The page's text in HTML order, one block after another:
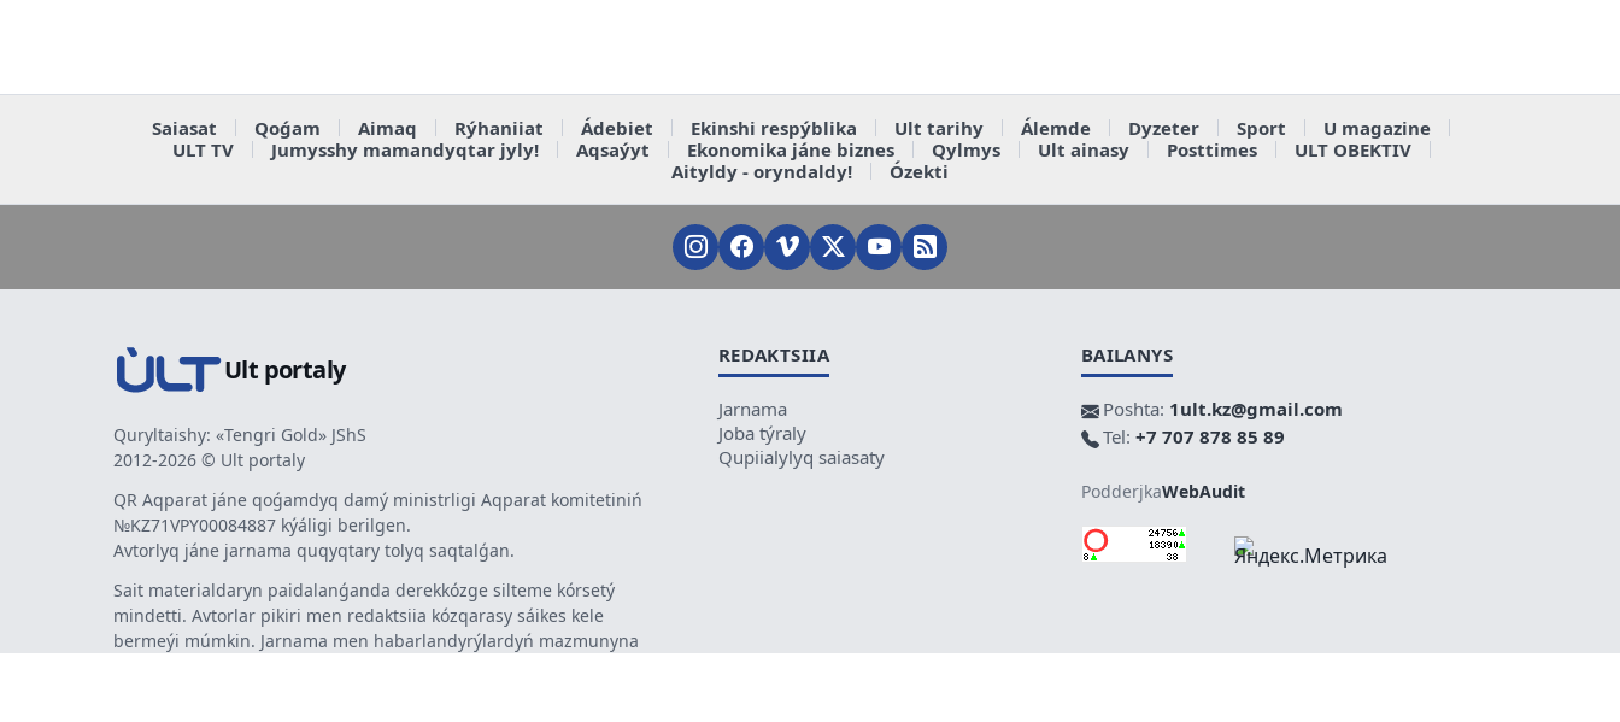
Saiasat Qoǵam Aimaq Rýhaniiat Ádebiet Ekinshi respýblika Ult tarihy Álemde Dyzeter Sport
U magazine
ULT TV
Jumysshy mamandyqtar jyly! Aqsaýyt Ekonomika jáne biznes Qylmys Ult ainasy Posttimes
ULT OBEKTIV
Aityldy - oryndaldy!
Ózekti
Ult portaly
Quryltaishy: «Tengri Gold» JShS
2012-2026 © Ult portaly
QR Aqparat jáne qoǵamdyq damý ministrligi Aqparat komitetiniń
№KZ71VPY00084887 kýáligi berilgen.
Avtorlyq jáne jarnama quqyqtary tolyq saqtalǵan.
Sait materialdaryn paidalanǵanda derekkózge silteme kórsetý
mindetti. Avtorlar pikiri men redaktsiia kózqarasy sáikes kele
bermeýi múmkin. Jarnama men habarlandyrýlardyń mazmunyna
REDAKTSIIA
Jarnama
Joba týraly
Qupiialylyq saiasaty
BAILANYS
Poshta: 1ult.kz@gmail.com
Tel: +7 707 878 85 89
PodderjkaWebAudit